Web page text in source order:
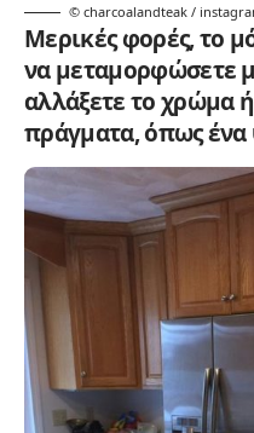
© charcoalandteak /
Μερικές φορές, το
να μεταμορφώσετε
αλλάξετε το χρώμα
πράγματα, όπως ένα